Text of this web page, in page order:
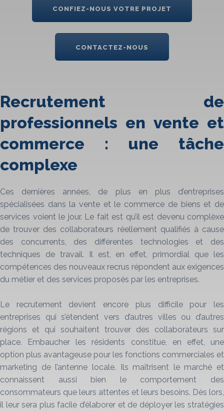
CONFIEZ-NOUS VOTRE PROJET
CONTACTEZ-NOUS
Recrutement de
professionnels en vente et
commerce : une tâche
complexe
Ces dernières années, de plus en plus d’entreprises
spécialisées dans la vente et le commerce de biens et de
services voient le jour. Le fait est qu’il est devenu complèxe
de trouver des collaborateurs réellement qualifiés à cause
des concurrents, des différentes technologies et des
techniques de travail. Il est, en effet, primordial que les
compétences des nouveaux recrus répondent aux exigences
du métier et des services proposés par les entreprises.
Le recrutement devient encore plus difficile pour les
entreprises qui s’étendent vers d’autres villes ou d’autres
régions et qui souhaitent trouver des collaborateurs sur
place. Embaucher les résidents constitue, en effet, une
option plus avantageuse pour les fonctions commerciales et
marketing de l’antenne locale. Ils maîtrisent le marché et
connaissent aussi bien le comportement des
consommateurs que leurs attentes et leurs besoins. Dès lors,
il leur sera plus facile d’élaborer et de déployer les stratégies